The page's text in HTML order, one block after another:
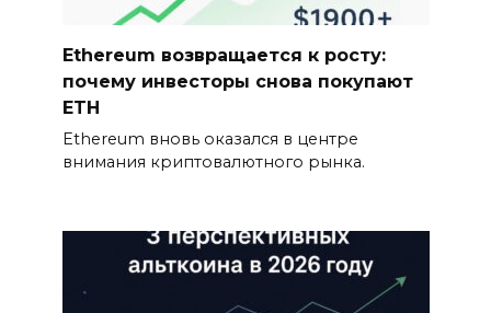
Ethereum возвращается к росту:
почему инвесторы снова покупают
ETH
Ethereum вновь оказался в центре
внимания криптовалютного рынка.